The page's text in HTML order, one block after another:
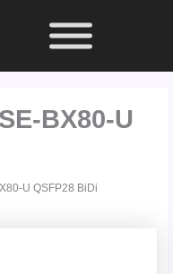
BX80-U
U QSFP28 BiDi